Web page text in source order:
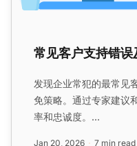
常见客户支持错误
发现企业常犯的最常见
免策略。通过专家建议
率和忠诚度。...
Jan 20, 2026 7 min read